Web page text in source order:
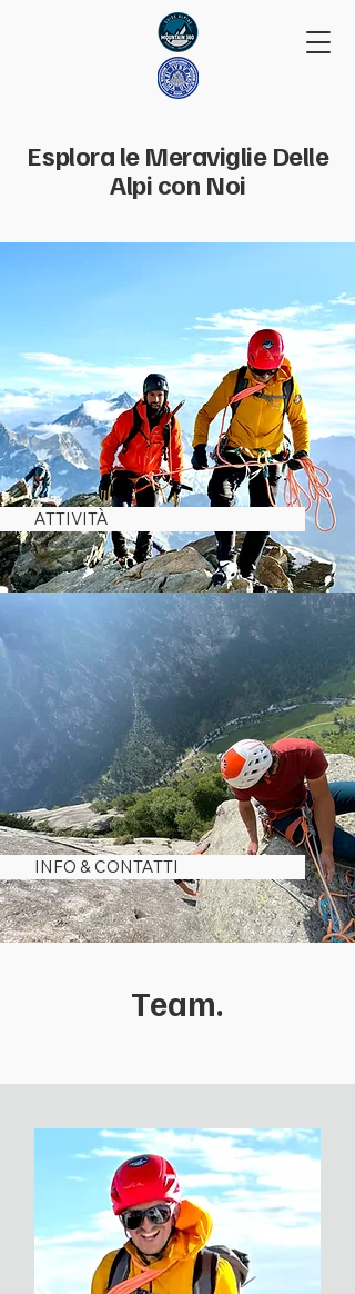
Esplora le Meraviglie Delle
Alpi con Noi
ATTIVITÀ
INFO & CONTATTI
Team.